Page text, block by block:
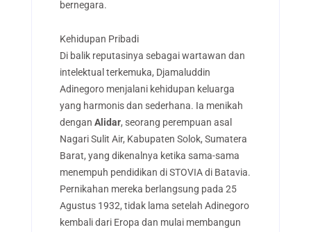
bernegara.
Kehidupan Pribadi
Di balik reputasinya sebagai wartawan dan
intelektual terkemuka, Djamaluddin
Adinegoro menjalani kehidupan keluarga
yang harmonis dan sederhana. Ia menikah
dengan Alidar, seorang perempuan asal
Nagari Sulit Air, Kabupaten Solok, Sumatera
Barat, yang dikenalnya ketika sama-sama
menempuh pendidikan di STOVIA di Batavia.
Pernikahan mereka berlangsung pada 25
Agustus 1932, tidak lama setelah Adinegoro
kembali dari Eropa dan mulai membangun